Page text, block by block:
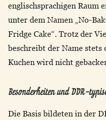
englischsprachigen Raum
unter dem Namen „No-
Fridge Cake“. Trotz der
beschreibt der Name
Kuchen wird nicht
Besonderheiten und DDR-
Die Basis bildeten in der